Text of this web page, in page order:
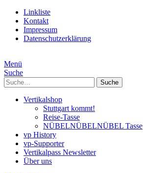
Linkliste
Kontakt
Impressum
Datenschutzerklärung
Menü
Suche
Suche
Vertikalshop
Stuttgart kommt!
Reise-Tasse
NÜBELNÜBELNÜBEL Tasse
vp History
vp-Supporter
Vertikalpass Newsletter
Über uns